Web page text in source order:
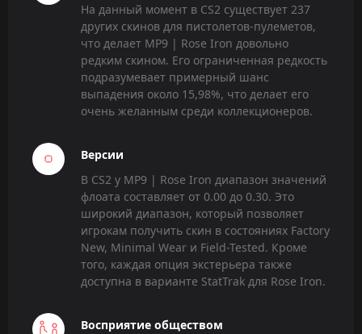
На данный момент в CS2 существует 237
других скинов для пистолетов-пулеметов,
что делает MP9 | Rose Iron довольно
редким скином. Его ограниченная редкость
подразумевает примерный шанс
выпадения около 15,98%, что делает его
очень желанным среди коллекционеров.
Версии
В CS2 у MP9 | Rose Iron диапазон значений
флоата составляет от 0.00 до 0.30. Это
широкий диапазон, который позволяет
игрокам получить скин в состояниях Factory
New, Minimal Wear и Field-Tested. Кроме
того, каждая опция экстерьера также
доступна в варианте StatTrak для Rose Iron.
Восприятие обществом